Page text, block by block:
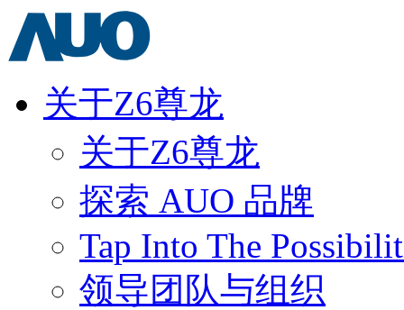
关于Z6尊龙
关于Z6尊龙
探索 AUO 品牌
Tap Into The
领导团队与组织